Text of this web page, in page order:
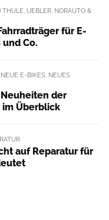
UEBLER, NORAUTO &
für E-
und Co.
E-BIKES, NEUES
der
im Überblick
auf Reparatur für